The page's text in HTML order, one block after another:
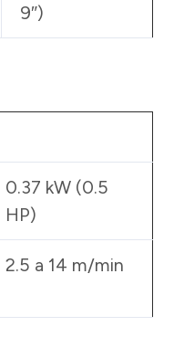
9″)
0.37 kW (0.5
HP)
2.5 a 14 m/min